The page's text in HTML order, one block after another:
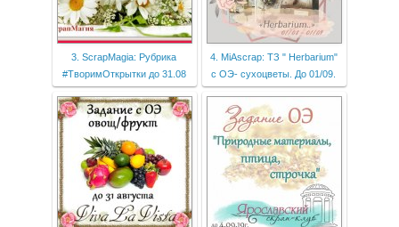
3. ScrapMagia: Рубрика
#ТворимОткрытки до 31.08
4. MiAscrap: ТЗ " Herbarium"
с ОЭ- сухоцветы. До 01/09.